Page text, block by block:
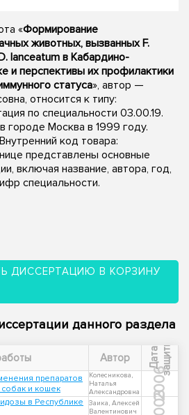
«Формирование
животных, вызванных F.
lanceatum в Кабардино-
и перспективы их профилактики
статуса», автор —
относится к типу:
по специальности 03.00.19.
городе Москва в 1999 году.
код товара:
представлены основные
включая название, автора, год,
специальности.
ДИССЕРТАЦИЮ В КОРЗИНУ
данного раздела
Автор Д
а
т
а
з
а
щ
и
ты
препаратов
и кошек
Колесникова,
Наталья
Александровна
2006
в Республике
Заика, Алексей
Валентинович
2003